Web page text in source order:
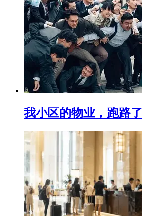
我小区的物业，跑路了